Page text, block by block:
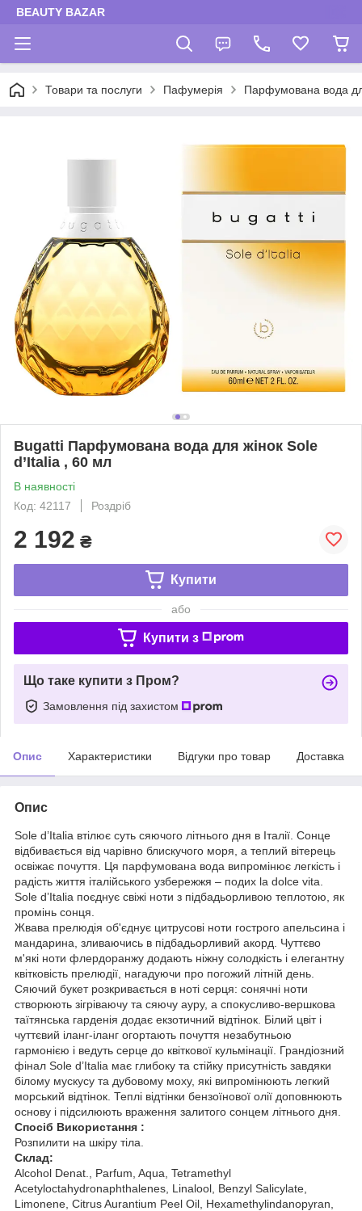
BEAUTY BAZAR
Товари та послуги Пафумерія Парфумована вода
Bugatti Парфумована вода для жінок Sole
d’Italia , 60 мл
В наявності
Код: 42117
Роздріб
2 192 ₴
Купити
або
Купити з
Що таке купити з Пром?
Замовлення під захистом
Опис Характеристики Відгуки про товар Доставка
Опис
Sole d’Italia втілює суть сяючого літнього дня в Італії. Сонце
відбивається від чарівно блискучого моря, а теплий вітерець
освіжає почуття. Ця парфумована вода випромінює легкість і
радість життя італійського узбережжя – подих la dolce vita.
Sole d’Italia поєднує свіжі ноти з підбадьорливою теплотою, як
промінь сонця.
Жвава прелюдія об'єднує цитрусові ноти гострого апельсина і
мандарина, зливаючись в підбадьорливий акорд. Чуттєво
м'які ноти флердоранжу додають ніжну солодкість і елегантну
квітковість прелюдії, нагадуючи про погожий літній день.
Сяючий букет розкривається в ноті серця: сонячні ноти
створюють зігріваючу та сяючу ауру, а спокусливо-вершкова
таїтянська гарденія додає екзотичний відтінок. Білий цвіт і
чуттєвий іланг-іланг огортають почуття незабутньою
гармонією і ведуть серце до квіткової кульмінації. Грандіозний
фінал Sole d’Italia має глибоку та стійку присутність завдяки
білому мускусу та дубовому моху, які випромінюють легкий
морський відтінок. Теплі відтінки бензоїнової олії доповнюють
основу і підсилюють враження залитого сонцем літнього дня.
Спосіб Використання :
Розпилити на шкіру тіла.
Склад:
Alcohol Denat., Parfum, Aqua, Tetramethyl
Acetyloctahydronaphthalenes, Linalool, Benzyl Salicylate,
Limonene, Citrus Aurantium Peel Oil, Hexamethylindanopyran,